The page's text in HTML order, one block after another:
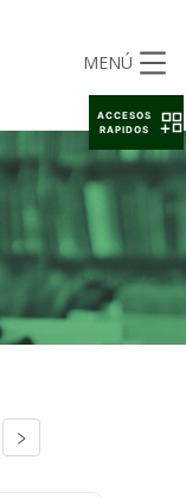
MENÚ
ACCESOS
RAPIDOS